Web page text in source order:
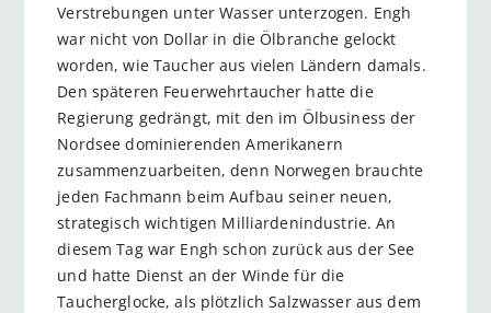
Verstrebungen unter Wasser unterzogen. Engh
war nicht von Dollar in die Ölbranche gelockt
worden, wie Taucher aus vielen Ländern damals.
Den späteren Feuerwehrtaucher hatte die
Regierung gedrängt, mit den im Ölbusiness der
Nordsee dominierenden Amerikanern
zusammenzuarbeiten, denn Norwegen brauchte
jeden Fachmann beim Aufbau seiner neuen,
strategisch wichtigen Milliardenindustrie. An
diesem Tag war Engh schon zurück aus der See
und hatte Dienst an der Winde für die
Taucherglocke, als plötzlich Salzwasser aus dem